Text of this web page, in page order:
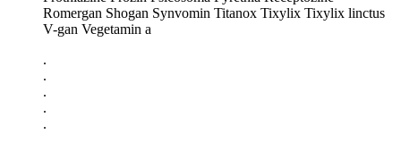
Romergan Shogan Synvomin Titanox Tixylix Tixylix linctus
V-gan Vegetamin a
.
.
.
.
.
.